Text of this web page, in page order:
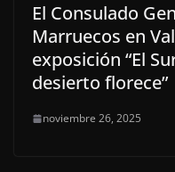
El Consulado
Marruecos en
exposición “El
desierto florece”
noviembre 26, 2025